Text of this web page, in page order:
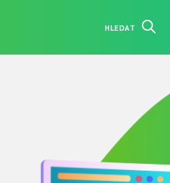
HLEDAT